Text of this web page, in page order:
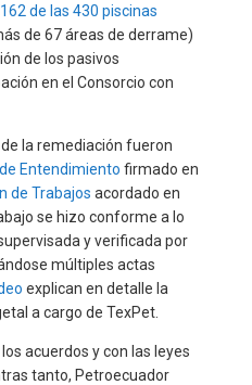
162 de las 430 piscinas
de 67 áreas de derrame)
de los pasivos
en el Consorcio con
la remediación fueron
Entendimiento firmado en
de Trabajos acordado en
se hizo conforme a lo
y verificada por
múltiples actas
explican en detalle la
a cargo de TexPet.
acuerdos y con las leyes
tanto, Petroecuador